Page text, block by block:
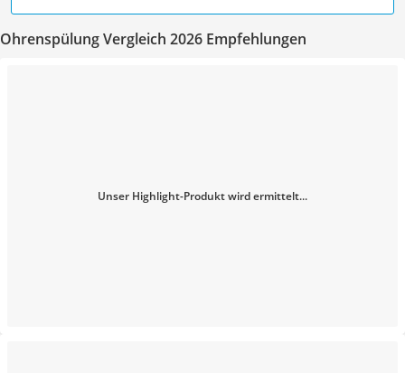
Ohrenspülung Vergleich 2026 Empfehlungen
Unser Highlight-Produkt wird ermittelt...